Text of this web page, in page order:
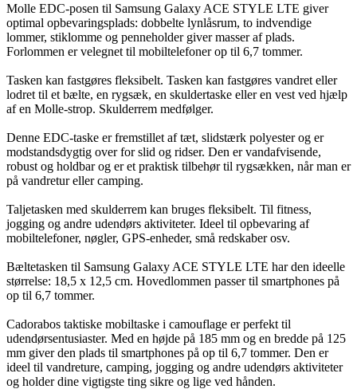
Molle EDC-posen til Samsung Galaxy ACE STYLE LTE giver
optimal opbevaringsplads: dobbelte lynlåsrum, to indvendige
lommer, stiklomme og penneholder giver masser af plads.
Forlommen er velegnet til mobiltelefoner op til 6,7 tommer.
Tasken kan fastgøres fleksibelt. Tasken kan fastgøres vandret eller
lodret til et bælte, en rygsæk, en skuldertaske eller en vest ved hjælp
af en Molle-strop. Skulderrem medfølger.
Denne EDC-taske er fremstillet af tæt, slidstærk polyester og er
modstandsdygtig over for slid og ridser. Den er vandafvisende,
robust og holdbar og er et praktisk tilbehør til rygsækken, når man er
på vandretur eller camping.
Taljetasken med skulderrem kan bruges fleksibelt. Til fitness,
jogging og andre udendørs aktiviteter. Ideel til opbevaring af
mobiltelefoner, nøgler, GPS-enheder, små redskaber osv.
Bæltetasken til Samsung Galaxy ACE STYLE LTE har den ideelle
størrelse: 18,5 x 12,5 cm. Hovedlommen passer til smartphones på
op til 6,7 tommer.
Cadorabos taktiske mobiltaske i camouflage er perfekt til
udendørsentusiaster. Med en højde på 185 mm og en bredde på 125
mm giver den plads til smartphones på op til 6,7 tommer. Den er
ideel til vandreture, camping, jogging og andre udendørs aktiviteter
og holder dine vigtigste ting sikre og lige ved hånden.